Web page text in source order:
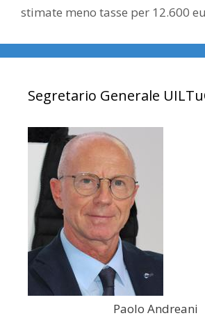
stimate meno tasse per 12.600
Segretario Generale
Paolo Andreani